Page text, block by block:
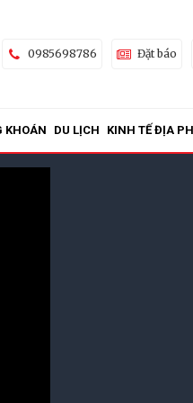
0985698786 Đặt báo
KHOÁN DU LỊCH KINH TẾ ĐỊA